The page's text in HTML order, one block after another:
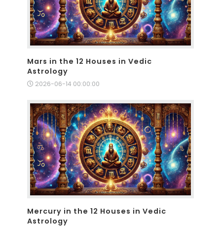
Mars in the 12 Houses in Vedic
Astrology
2026-06-14 00:00:00
Mercury in the 12 Houses in Vedic
Astrology